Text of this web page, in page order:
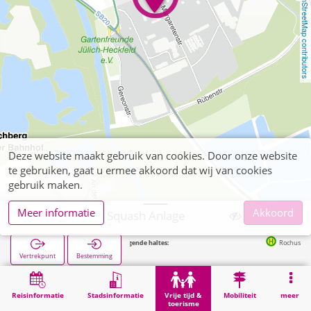
OpenStreetMap contributors
Reisinformatie Stadsinformatie
Vrije tijd &
toerisme
Mobiliteit meer
Jülich, Rochus Squash Anlage
Vertrekpunt Bestemming
Volgende haltes: Rochusstraße in
Vrije tijd & toerisme Jülich, Rochus Squash Anlage
Deze website maakt gebruik van cookies. Door onze website
te gebruiken, gaat u ermee akkoord dat wij van cookies
gebruik maken.
Meer informatie
Akkoord